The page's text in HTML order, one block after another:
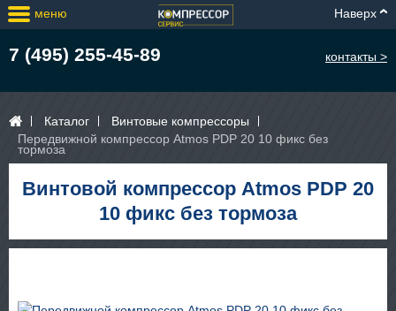
меню Наверх
7 (495) 255-45-89 контакты >
Каталог
Винтовые компрессоры
Передвижной компрессор Atmos PDP 20 10 фикс без
тормоза
Винтовой компрессор Atmos PDP 20
10 фикс без тормоза